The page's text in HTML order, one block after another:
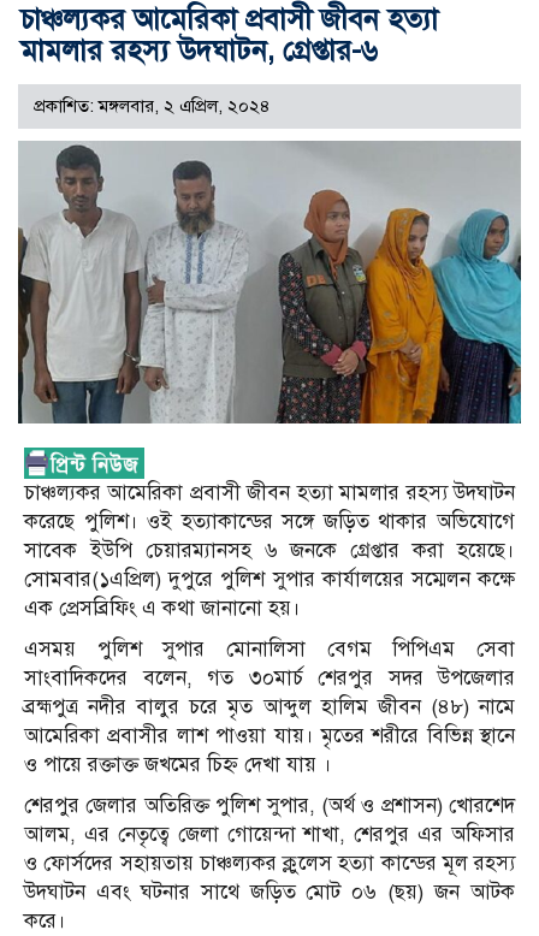
চাঞ্চল্যকর আমেরিকা প্রবাসী জীবন হত্যা
মামলার রহস্য উদঘাটন, গ্রেপ্তার-৬
প্রকাশিত: মঙ্গলবার, ২ এপ্রিল, ২০২৪
চাঞ্চল্যকর আমেরিকা প্রবাসী জীবন হত্যা মামলার রহস্য উদঘাটন
করেছে পুলিশ। ওই হত্যাকান্ডের সঙ্গে জড়িত থাকার অভিযোগে
সাবেক ইউপি চেয়ারম্যানসহ ৬ জনকে গ্রেপ্তার করা হয়েছে।
সোমবার(১এপ্রিল) দুপুরে পুলিশ সুপার কার্যালয়ের সম্মেলন কক্ষে
এক প্রেসব্রিফিং এ কথা জানানো হয়।
এসময় পুলিশ সুপার মোনালিসা বেগম পিপিএম সেবা
সাংবাদিকদের বলেন, গত ৩০মার্চ শেরপুর সদর উপজেলার
ব্রহ্মপুত্র নদীর বালুর চরে মৃত আব্দুল হালিম জীবন (৪৮) নামে
আমেরিকা প্রবাসীর লাশ পাওয়া যায়। মৃতের শরীরে বিভিন্ন স্থানে
ও পায়ে রক্তাক্ত জখমের চিহ্ন দেখা যায় ।
শেরপুর জেলার অতিরিক্ত পুলিশ সুপার, (অর্থ ও প্রশাসন) খোরশেদ
আলম, এর নেতৃত্বে জেলা গোয়েন্দা শাখা, শেরপুর এর অফিসার
ও ফোর্সদের সহায়তায় চাঞ্চল্যকর ক্লুলেস হত্যা কান্ডের মূল রহস্য
উদঘাটন এবং ঘটনার সাথে জড়িত মোট ০৬ (ছয়) জন আটক
করে।